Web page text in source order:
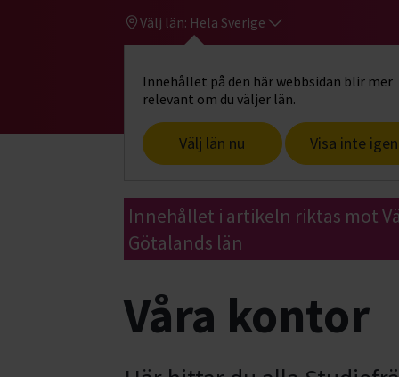
Välj län: Hela Sverige
Innehållet på den här webbsidan blir mer
relevant om du väljer län.
Välj län nu Visa inte igen
Gå till studiefrämjandets startsida
Start Kontakta oss Våra kontor
Innehållet i artikeln riktas mot
Götalands län
Våra kontor